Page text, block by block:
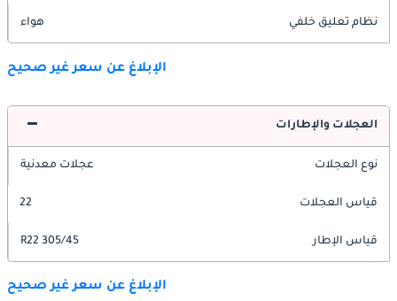
نظام تعليق خلفي هواء
الإبلاغ عن سعر غير صحيح
العجلات والإطارات
نوع العجلات عجلات معدنية
قياس العجلات 22
قياس الإطار 305/45 R22
الإبلاغ عن سعر غير صحيح